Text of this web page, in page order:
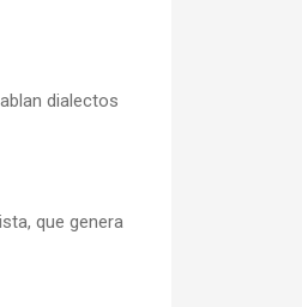
dialectos
que genera